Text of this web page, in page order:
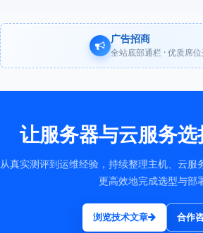
广告招商
全站底部通栏 · 优质席
让服务器与云服务
从真实测评到运维经验，持续整理主机、云服
更高效地完成选型与部
浏览技术文章 合作